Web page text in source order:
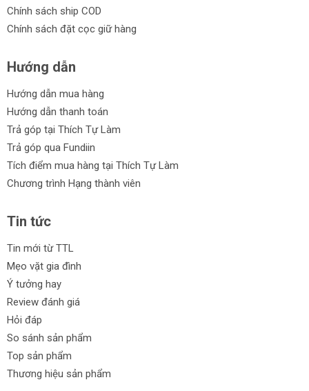
Chính sách ship COD
Chính sách đặt cọc giữ hàng
Hướng dẫn
Hướng dẫn mua hàng
Hướng dẫn thanh toán
Trả góp tại Thích Tự Làm
Trả góp qua Fundiin
Tích điểm mua hàng tại Thích Tự Làm
Chương trình Hạng thành viên
Tin tức
Tin mới từ TTL
Mẹo vặt gia đình
Ý tưởng hay
Review đánh giá
Hỏi đáp
So sánh sản phẩm
Top sản phẩm
Thương hiệu sản phẩm